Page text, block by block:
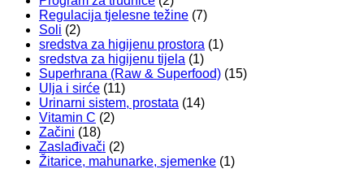
Regulacija tjelesne težine (7)
Soli (2)
sredstva za higijenu prostora (1)
sredstva za higijenu tijela (1)
Superhrana (Raw & Superfood) (15)
Ulja i sirće (11)
Urinarni sistem, prostata (14)
Vitamin C (2)
Začini (18)
Zaslađivači (2)
Žitarice, mahunarke, sjemenke (1)